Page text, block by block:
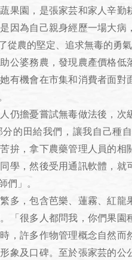
園，是張家芸和家人辛勤
因為自己親身經歷一場大
從農的堅定、追求無毒的勇
婆務農，發現農產價格低
有機會在市集和消費者面
擔憂嘗試無毒做法後，次
的田給我們，讓我自己種
拚，拿下農藥管理人員的
學，然後受用通訊軟體，
們」。
，包含芭樂、蓮霧、紅龍
「很多人都問我，你們果
，許多作物管理概念自然
象及口碑。至於張家芸的